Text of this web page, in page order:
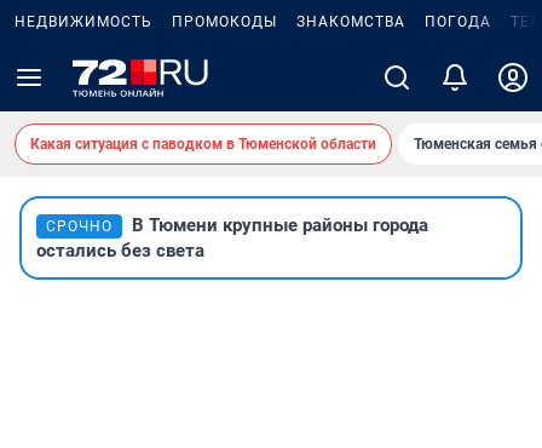
НЕДВИЖИМОСТЬ ПРОМОКОДЫ ЗНАКОМСТВА ПОГОДА
Какая ситуация с паводком в Тюменской области Тюменская семья
СРОЧНО
В Тюмени крупные районы города
остались без света